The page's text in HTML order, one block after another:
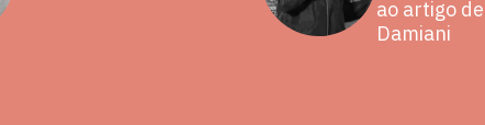
ao artigo
Damiani